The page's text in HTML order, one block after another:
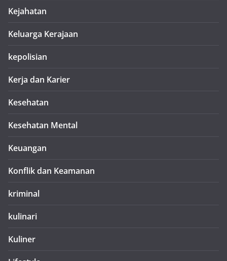
Kejahatan
Keluarga Kerajaan
kepolisian
Kerja dan Karier
Kesehatan
Kesehatan Mental
Keuangan
Konflik dan Keamanan
kriminal
kulinari
Kuliner